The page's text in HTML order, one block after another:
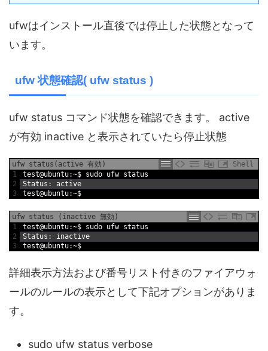
ufwはインストール直後では停止した状態となって
います。
ufw 状態確認( ufw status )
ufw status コマンド状態を確認できます。 active
が有効 inactive と表示されていたら停止状態
ufw status(active 有効)
Shell
1
2
3
test@ubuntu:~$ sudo ufw status
Status :
active
test@ubuntu:~$
ufw status (inactive 無効)
1
2
3
test@ubuntu:~$ sudo ufw status
Status :
inactive
test@ubuntu:~$
詳細表示方法および番号リスト付きのファイアウォ
ールのルールの表示として下記オプションがありま
す。
sudo ufw status verbose